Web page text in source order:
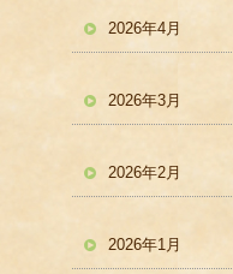
2026年4月
2026年3月
2026年2月
2026年1月